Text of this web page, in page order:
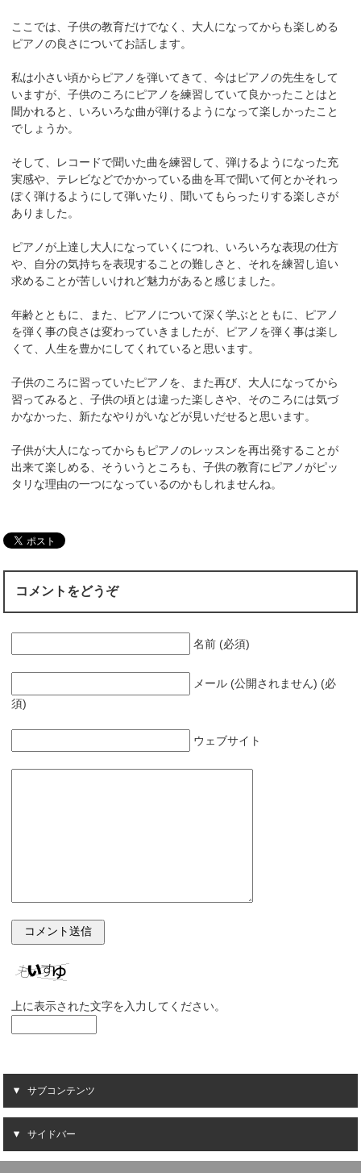
ここでは、子供の教育だけでなく、大人になってからも楽しめる
ピアノの良さについてお話します。
私は小さい頃からピアノを弾いてきて、今はピアノの先生をして
いますが、子供のころにピアノを練習していて良かったことはと
聞かれると、いろいろな曲が弾けるようになって楽しかったこと
でしょうか。
そして、レコードで聞いた曲を練習して、弾けるようになった充
実感や、テレビなどでかかっている曲を耳で聞いて何とかそれっ
ぽく弾けるようにして弾いたり、聞いてもらったりする楽しさが
ありました。
ピアノが上達し大人になっていくにつれ、いろいろな表現の仕方
や、自分の気持ちを表現することの難しさと、それを練習し追い
求めることが苦しいけれど魅力があると感じました。
年齢とともに、また、ピアノについて深く学ぶとともに、ピアノ
を弾く事の良さは変わっていきましたが、ピアノを弾く事は楽し
くて、人生を豊かにしてくれていると思います。
子供のころに習っていたピアノを、また再び、大人になってから
習ってみると、子供の頃とは違った楽しさや、そのころには気づ
かなかった、新たなやりがいなどが見いだせると思います。
子供が大人になってからもピアノのレッスンを再出発することが
出来て楽しめる、そういうところも、子供の教育にピアノがピッ
タリな理由の一つになっているのかもしれませんね。
コメントをどうぞ
名前 (必須)
メール (公開されません) (必
須)
ウェブサイト
上に表示された文字を入力してください。
サブコンテンツ
サイドバー